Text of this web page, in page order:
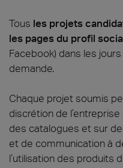
Tous les projets
les pages du profil
Facebook) dans les
demande.
Chaque projet soumis
discrétion de
des catalogues et sur
et de communication à
l’utilisation des produits